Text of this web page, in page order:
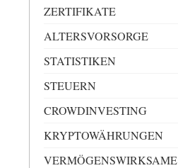
ZERTIFIKATE
ALTERSVORSORGE
STATISTIKEN
STEUERN
CROWDINVESTING
KRYPTOWÄHRUNGEN
VERMÖGENSWIRKSAME